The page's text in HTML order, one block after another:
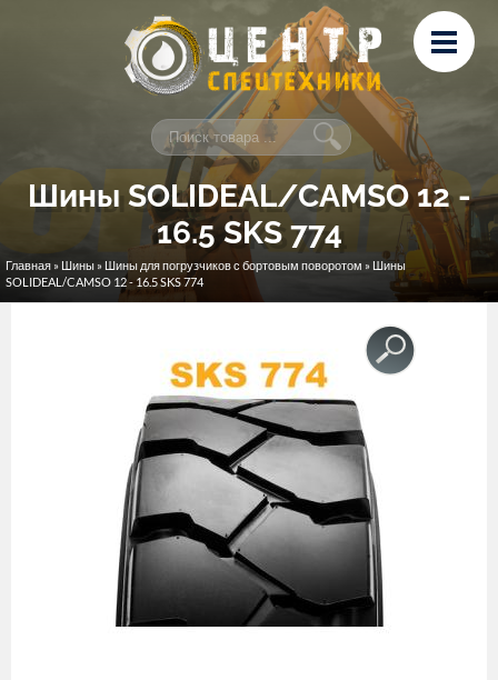
Перейти к основному содержанию
Лизинг
Сервис и ремонт
Контакты
Шины SOLIDEAL/CAMSO 12 -
16.5 SKS 774
Вы здесь
Главная » Шины » Шины для погрузчиков с бортовым поворотом » Шины
SOLIDEAL/CAMSO 12 - 16.5 SKS 774